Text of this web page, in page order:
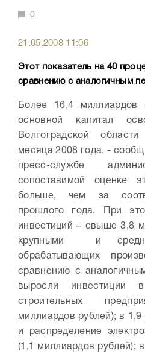
0
21.05.2008 11:06
Этот показатель на 40
сравнению с аналогичным
Более 16,4 миллиардов
основной капитал
Волгоградской
месяца 2008 года, -
пресс-службе
сопоставимой оценке
больше, чем за
прошлого года. При
инвестиций – свыше 3,8
крупными и
обрабатывающих
сравнению с
выросли инвестиции
строительных
миллиардов рублей); в
и распределение
(1,1 миллиардов рублей);